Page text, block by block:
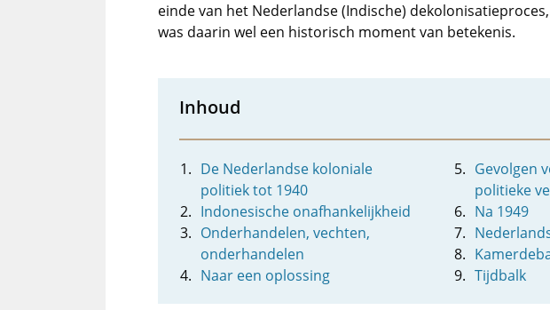
einde van het Nederlandse (Indische)
was daarin wel een historisch moment van betekenis.
Inhoud
De Nederlandse koloniale
politiek tot 1940
Indonesische onafhankelijkheid
Onderhandelen, vechten,
onderhandelen
Naar een oplossing
Gevolgen
politieke
Na 1949
Tijdbalk